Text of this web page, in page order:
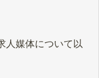
人媒体について以